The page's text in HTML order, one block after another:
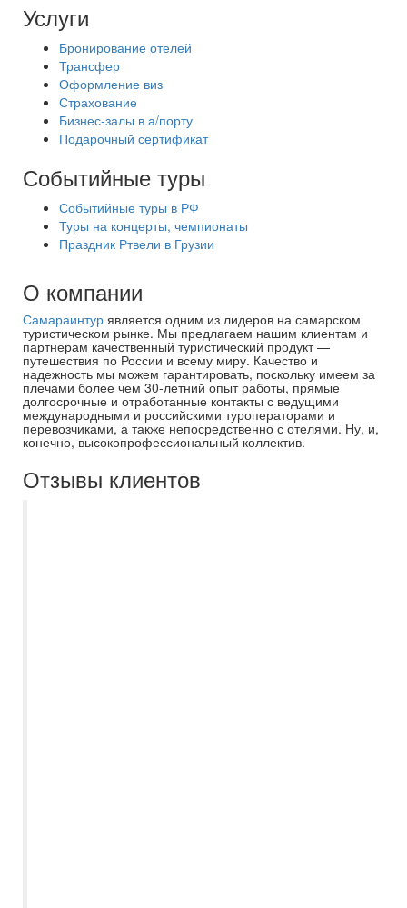
Услуги
Бронирование отелей
Трансфер
Оформление виз
Страхование
Бизнес-залы в а/порту
Подарочный сертификат
Событийные туры
Событийные туры в РФ
Туры на концерты, чемпионаты
Праздник Ртвели в Грузии
О компании
Самараинтур является одним из лидеров на самарском
туристическом рынке. Мы предлагаем нашим клиентам и
партнерам качественный туристический продукт —
путешествия по России и всему миру. Качество и
надежность мы можем гарантировать, поскольку имеем за
плечами более чем 30-летний опыт работы, прямые
долгосрочные и отработанные контакты с ведущими
международными и российскими туроператорами и
перевозчиками, а также непосредственно с отелями. Ну, и,
конечно, высокопрофессиональный коллектив.
Отзывы клиентов